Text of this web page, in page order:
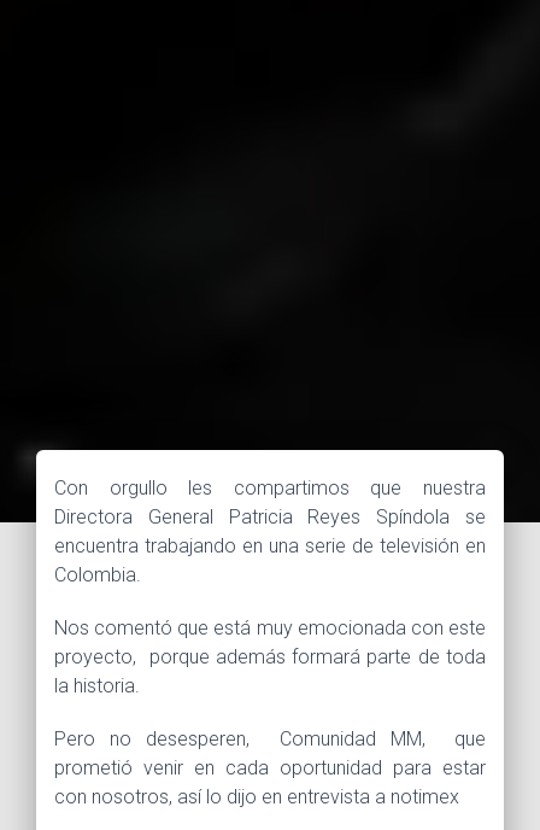
Con orgullo les compartimos que nuestra
Directora General Patricia Reyes Spíndola se
encuentra trabajando en una serie de televisión en
Colombia.
Nos comentó que está muy emocionada con este
proyecto, porque además formará parte de toda
la historia.
Pero no desesperen, Comunidad MM, que
prometió venir en cada oportunidad para estar
con nosotros, así lo dijo en entrevista a notimex